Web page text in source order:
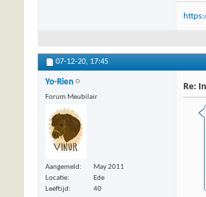
07-12-20, 17:45
Yo-Rien
Forum Meubilair
Aangemeld
May 2011
Locatie
Ede
Leeftijd
40
Re: